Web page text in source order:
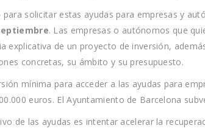
para solicitar estas ayudas para empresas y
. Las empresas o autónomos que
explicativa de un proyecto de inversión,
concretas, su ámbito y su presupuesto.
mínima para acceder a las ayudas para
euros. El Ayuntamiento de Barcelona
de las ayudas es intentar acelerar la